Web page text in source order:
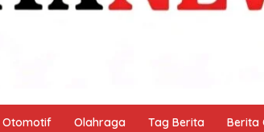
Otomotif Olahraga Tag Berita Berita